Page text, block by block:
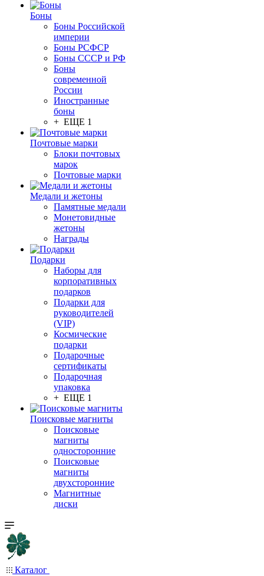
Боны
Боны Российской
империи
Боны РСФСР
Боны СССР и РФ
Боны
современной
России
Иностранные
боны
+ ЕЩЕ 1
Почтовые марки
Блоки почтовых
марок
Почтовые марки
Медали и жетоны
Памятные медали
Монетовидные
жетоны
Награды
Подарки
Наборы для
корпоративных
подарков
Подарки для
руководителей
(VIP)
Космические
подарки
Подарочные
сертификаты
Подарочная
упаковка
+ ЕЩЕ 1
Поисковые магниты
Поисковые
магниты
односторонние
Поисковые
магниты
двухсторонние
Магнитные
диски
Каталог